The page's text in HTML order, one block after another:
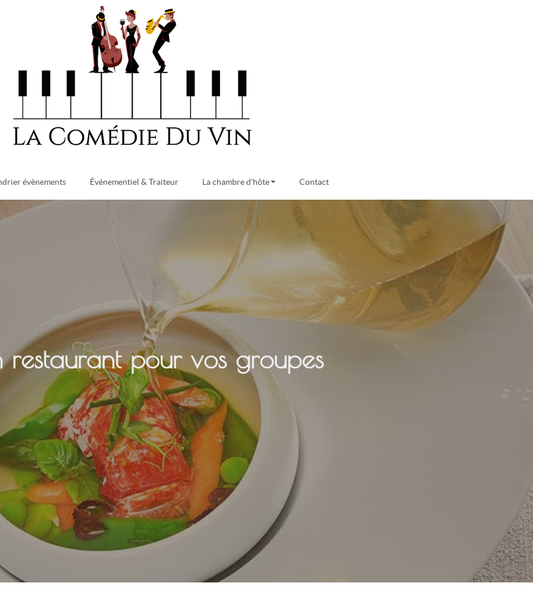
évènements Événementiel & Traiteur La chambre d'hôte Contact
restaurant pour vos groupes